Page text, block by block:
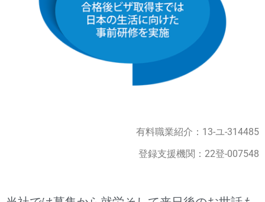
有料職業紹介：13-ユ-314485
登録支援機関：22登-007548